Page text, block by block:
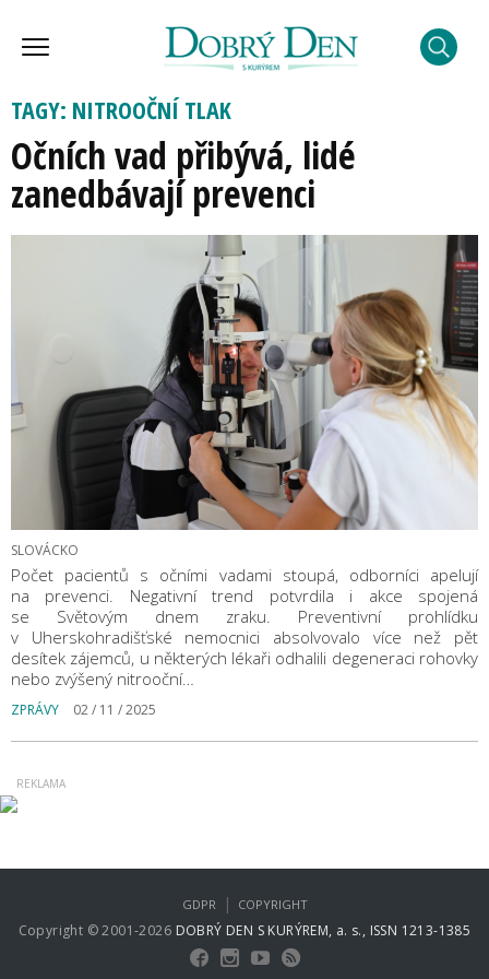
TAGY: NITROOČNÍ TLAK
Očních vad přibývá, lidé
zanedbávají prevenci
SLOVÁCKO
Počet pacientů s očními vadami stoupá, odborníci apelují
na prevenci. Negativní trend potvrdila i akce spojená
se Světovým dnem zraku. Preventivní prohlídku
v Uherskohradišťské nemocnici absolvovalo více než pět
desítek zájemců, u některých lékaři odhalili degeneraci rohovky
nebo zvýšený nitrooční…
ZPRÁVY 02 / 11 / 2025
Copyright © 2001-2026 DOBRÝ DEN S KURÝREM, a. s., ISSN 1213-1385
GDPR | COPYRIGHT